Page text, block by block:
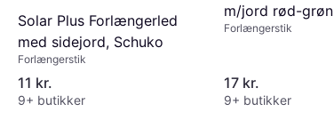
Solar Plus Forlængerled
med sidejord, Schuko
Forlængerstik
11 kr.
9+ butikker
m/jord rød-grøn
Forlængerstik
17 kr.
9+ butikker